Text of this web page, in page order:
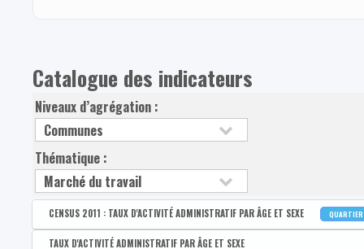
Catalogue des indicateurs
Niveaux d’agrégation :
Thématique :
CENSUS 2011 : TAUX D'ACTIVITÉ ADMINISTRATIF PAR ÂGE ET SEXE QUARTIER
Disponible par :Commune - Arrondissement - Province - Bassin EFE - Zone de
TAUX D'ACTIVITÉ ADMINISTRATIF PAR ÂGE ET SEXE